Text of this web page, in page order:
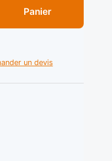
Panier
un devis